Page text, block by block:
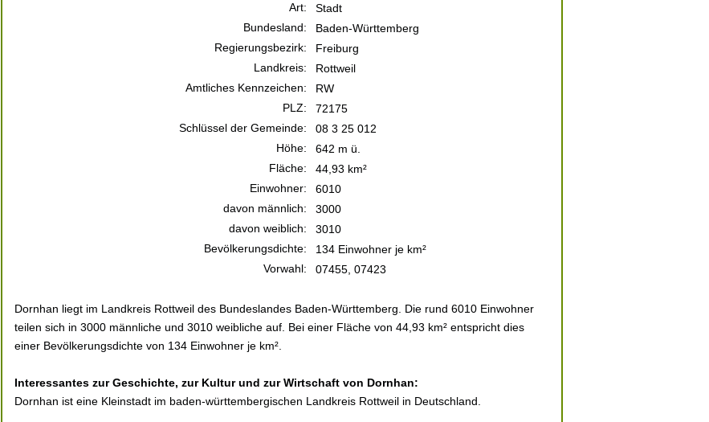
Art:
Stadt
Bundesland:
Baden-Württemberg
Regierungsbezirk:
Freiburg
Landkreis:
Rottweil
Amtliches Kennzeichen:
RW
PLZ:
72175
Schlüssel der Gemeinde:
08 3 25 012
Höhe:
642 m ü.
Fläche:
44,93 km²
Einwohner:
6010
davon männlich:
3000
davon weiblich:
3010
Bevölkerungsdichte:
134 Einwohner je km²
Vorwahl:
07455, 07423
Dornhan liegt im Landkreis Rottweil des Bundeslandes Baden-Württemberg. Die rund 6010 Einwohner
teilen sich in 3000 männliche und 3010 weibliche auf. Bei einer Fläche von 44,93 km² entspricht dies
einer Bevölkerungsdichte von 134 Einwohner je km².
Interessantes zur Geschichte, zur Kultur und zur Wirtschaft von Dornhan:
Dornhan ist eine Kleinstadt im baden-württembergischen Landkreis Rottweil in Deutschland.